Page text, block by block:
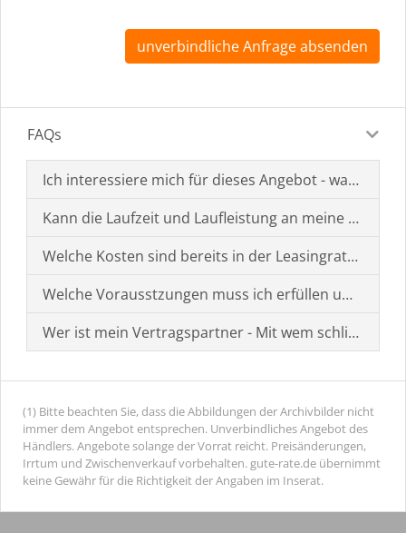
unverbindliche Anfrage absenden
FAQs
Ich interessiere mich für dieses Angebot - was muss
Kann die Laufzeit und Laufleistung an meine
Welche Kosten sind bereits in der Leasingrate
Welche Vorausstzungen muss ich erfüllen um einen
Wer ist mein Vertragspartner - Mit wem schließe ich
(1) Bitte beachten Sie, dass die Abbildungen der Archivbilder nicht
immer dem Angebot entsprechen. Unverbindliches Angebot des
Händlers. Angebote solange der Vorrat reicht. Preisänderungen,
Irrtum und Zwischenverkauf vorbehalten. gute-rate.de übernimmt
keine Gewähr für die Richtigkeit der Angaben im Inserat.